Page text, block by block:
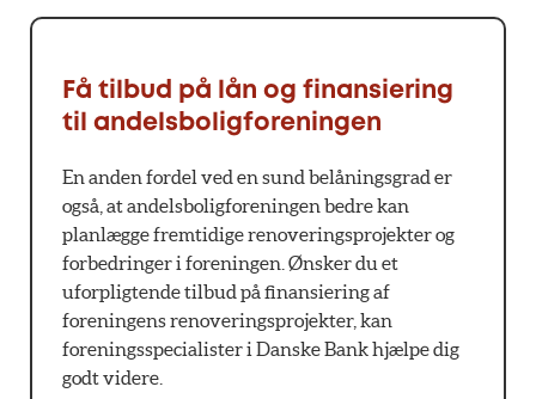
Få tilbud på lån og finansiering
til andelsboligforeningen
En anden fordel ved en sund belåningsgrad er
også, at andelsboligforeningen bedre kan
planlægge fremtidige renoveringsprojekter og
forbedringer i foreningen. Ønsker du et
uforpligtende tilbud på finansiering af
foreningens renoveringsprojekter, kan
foreningsspecialister i Danske Bank hjælpe dig
godt videre.